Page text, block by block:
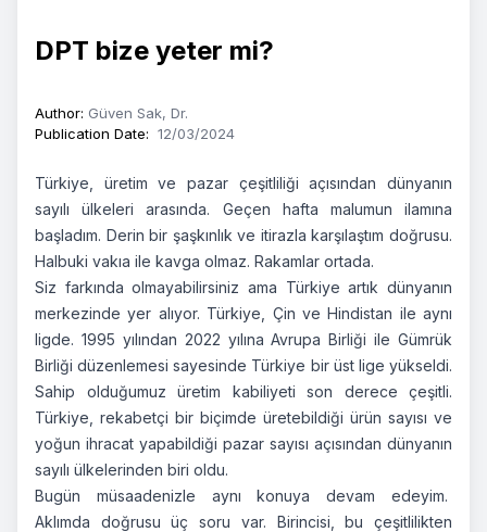
DPT bize yeter mi?
Author: Güven Sak, Dr.
Publication Date: 12/03/2024
Türkiye, üretim ve pazar çeşitliliği açısından dünyanın
sayılı ülkeleri arasında. Geçen hafta malumun ilamına
başladım. Derin bir şaşkınlık ve itirazla karşılaştım doğrusu.
Halbuki vakıa ile kavga olmaz. Rakamlar ortada.
Siz farkında olmayabilirsiniz ama Türkiye artık dünyanın
merkezinde yer alıyor. Türkiye, Çin ve Hindistan ile aynı
ligde. 1995 yılından 2022 yılına Avrupa Birliği ile Gümrük
Birliği düzenlemesi sayesinde Türkiye bir üst lige yükseldi.
Sahip olduğumuz üretim kabiliyeti son derece çeşitli.
Türkiye, rekabetçi bir biçimde üretebildiği ürün sayısı ve
yoğun ihracat yapabildiği pazar sayısı açısından dünyanın
sayılı ülkelerinden biri oldu.
Bugün müsaadenizle aynı konuya devam edeyim.
Aklımda doğrusu üç soru var. Birincisi, bu çeşitlilikten